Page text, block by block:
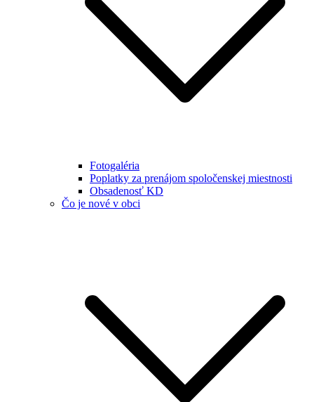
Fotogaléria
Poplatky za prenájom spoločenskej miestnosti
Obsadenosť KD
Čo je nové v obci